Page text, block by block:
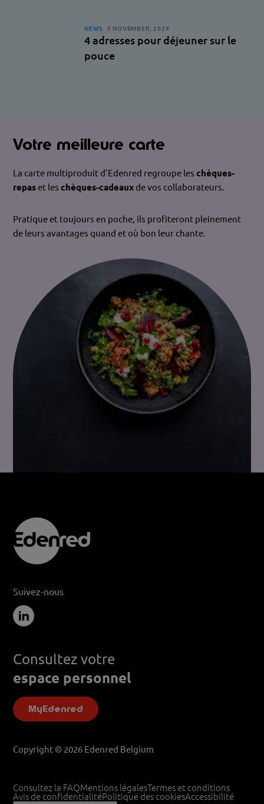
NEWS 5 NOVEMBER, 2024
4 adresses pour déjeuner sur le
pouce
Votre meilleure carte
La carte multiproduit d’Edenred regroupe leschèques-
repaset leschèques-cadeauxde vos collaborateurs.
Pratique et toujours en poche, ils profiteront pleinement
de leurs avantages quand et où bon leur chante.
Suivez-nous
Consultez votre
espace personnel
MyEdenred
Copyright © 2026 Edenred Belgium
Consultez la FAQMentions légalesTermes et conditions
Avis de confidentialitéPolitique des cookiesAccessibilité